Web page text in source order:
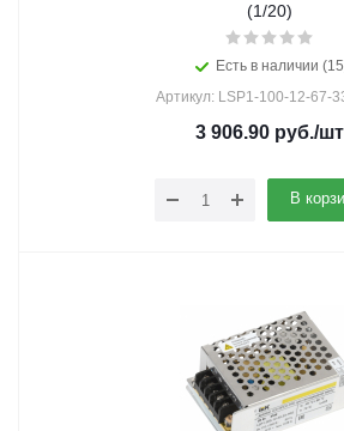
(1/20)
Есть в наличии
Артикул: LSP1-100-12-67-
3 906.90 руб./шт
В